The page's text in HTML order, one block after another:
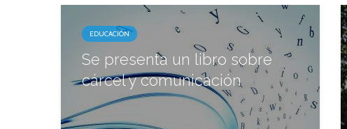
EDUCACIÓN
Se presenta un libro sobre
cárcel y comunicación